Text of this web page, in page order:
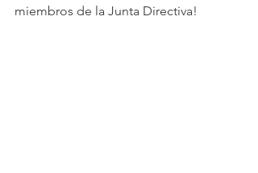
miembros de la Junta Directiva!